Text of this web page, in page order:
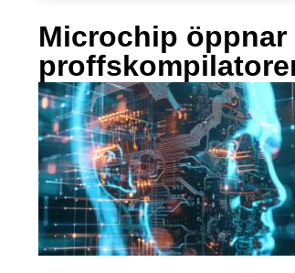
Microchip öppnar